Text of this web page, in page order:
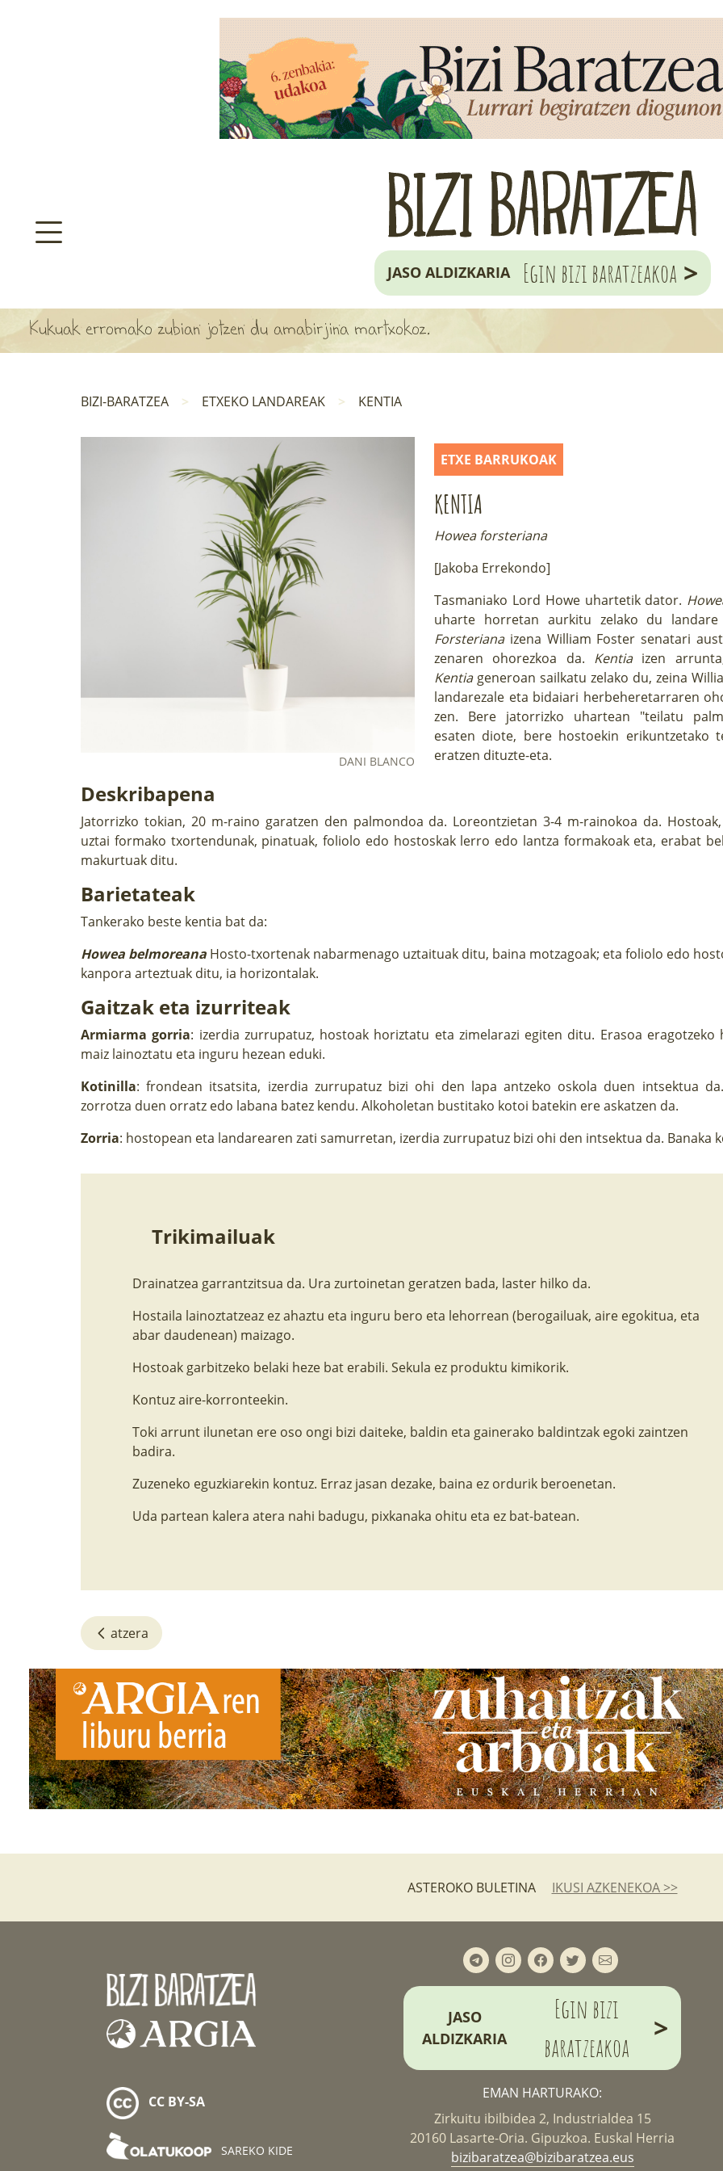
ARBOLA APARTEN MAPA
JASO ALDIZKARIA Egin bizi baratzeakoa >
Kukuak erromako zubian jotzen du amabirjina martxokoz.
BIZI-BARATZEA ETXEKO LANDAREAK KENTIA
DANI BLANCO
ETXE BARRUKOAK
KENTIA
Howea forsteriana
[Jakoba Errekondo]
Tasmaniako Lord Howe uhartetik dator.
uharte horretan aurkitu zelako du landare
Forsterianaizena William Foster senatari
zenaren ohorezkoa da. Kentiaizen
Kentiageneroan sailkatu zelako du, zeina
landarezale eta bidaiari herbeheretarraren
zen. Bere jatorrizko uhartean "teilatu
esaten diote, bere hostoekin erikuntzetako
eratzen dituzte-eta.
Deskribapena
Jatorrizko tokian, 20 m-raino garatzen den palmondoa da. Loreontzietan 3-4 m-rainokoa da. Hostoak,
uztai formako txortendunak, pinatuak, foliolo edo hostoskak lerro edo lantza formakoak eta, erabat
makurtuak ditu.
Barietateak
Tankerako beste kentia bat da:
Howea belmoreana Hosto-txortenak nabarmenago uztaituak ditu, baina motzagoak; eta foliolo edo
kanpora arteztuak ditu, ia horizontalak.
Gaitzak eta izurriteak
Armiarma gorria: izerdia zurrupatuz, hostoak horiztatu eta zimelarazi egiten ditu. Erasoa eragotzeko
maiz lainoztatu eta inguru hezean eduki.
Kotinilla: frondean itsatsita, izerdia zurrupatuz bizi ohi den lapa antzeko oskola duen intsektua
zorrotza duen orratz edo labana batez kendu. Alkoholetan bustitako kotoi batekin ere askatzen da.
Zorria: hostopean eta landarearen zati samurretan, izerdia zurrupatuz bizi ohi den intsektua da. Banaka
Trikimailuak
Drainatzea garrantzitsua da. Ura zurtoinetan geratzen bada, laster hilko da.
Hostaila lainoztatzeaz ez ahaztu eta inguru bero eta lehorrean (berogailuak, aire egokitua, eta
abar daudenean) maizago.
Hostoak garbitzeko belaki heze bat erabili. Sekula ez produktu kimikorik.
Kontuz aire-korronteekin.
Toki arrunt ilunetan ere oso ongi bizi daiteke, baldin eta gainerako baldintzak egoki zaintzen
badira.
Zuzeneko eguzkiarekin kontuz. Erraz jasan dezake, baina ez ordurik beroenetan.
Uda partean kalera atera nahi badugu, pixkanaka ohitu eta ez bat-batean.
atzera
ASTEROKO BULETINA IKUSI AZKENEKOA >>
CC BY-SA
SAREKO KIDE
JASO
ALDIZKARIA
Egin bizi
baratzeakoa
>
EMAN HARTURAKO:
Zirkuitu ibilbidea 2, Industrialdea 15
20160 Lasarte-Oria. Gipuzkoa. Euskal Herria
bizibaratzea@bizibaratzea.eus